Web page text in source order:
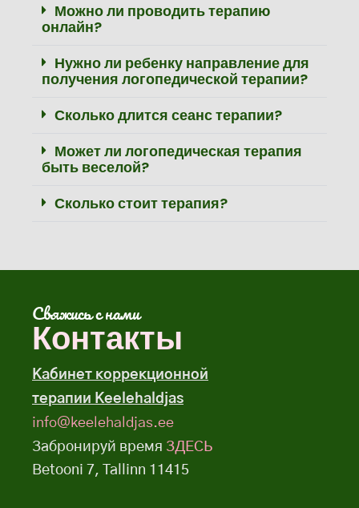
Можно ли проводить терапию
онлайн?
Нужно ли ребенку направление для
получения логопедической терапии?
Сколько длится сеанс терапии?
Может ли логопедическая терапия
быть веселой?
Сколько стоит терапия?
Свяжись с нами
Контакты
Кабинет коррекционной
терапии Keelehaldjas
info@keelehaldjas.ee
Забронируй время ЗДЕСЬ
Betooni 7, Tallinn 11415